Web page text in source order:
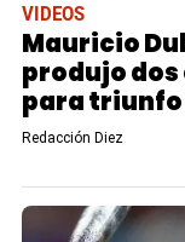
VIDEOS
Mauricio
produjo
para triunfo
Redacción Diez